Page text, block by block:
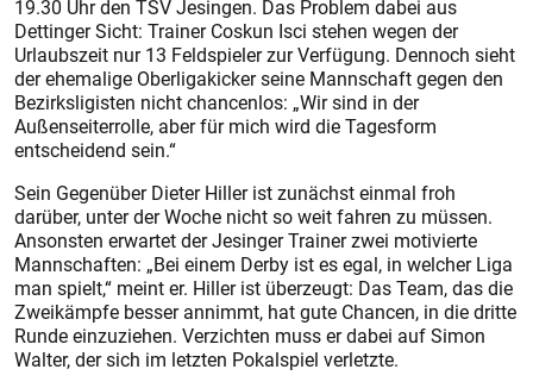
19.30 Uhr den TSV Jesingen. Das Problem dabei aus
Dettinger Sicht: Trainer Coskun Isci stehen wegen der
Urlaubszeit nur 13 Feldspieler zur Verfügung. Dennoch sieht
der ehemalige Oberligakicker seine Mannschaft gegen den
Bezirksligisten nicht chancenlos: „Wir sind in der
Außenseiterrolle, aber für mich wird die Tagesform
entscheidend sein.“
Sein Gegenüber Dieter Hiller ist zunächst einmal froh
darüber, unter der Woche nicht so weit fahren zu müssen.
Ansonsten erwartet der Jesinger Trainer zwei motivierte
Mannschaften: „Bei einem Derby ist es egal, in welcher Liga
man spielt,“ meint er. Hiller ist überzeugt: Das Team, das die
Zweikämpfe besser annimmt, hat gute Chancen, in die dritte
Runde einzuziehen. Verzichten muss er dabei auf Simon
Walter, der sich im letzten Pokalspiel verletzte.